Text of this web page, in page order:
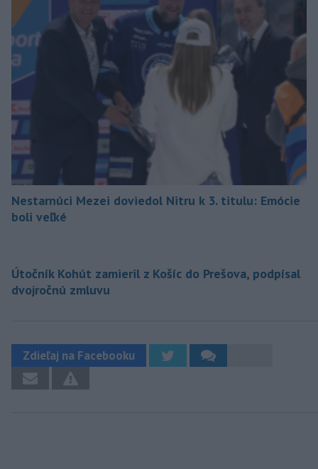
Nestarnúci Mezei doviedol Nitru k 3. titulu: Emócie
boli veľké
Útočník Kohút zamieril z Košíc do Prešova, podpísal
dvojročnú zmluvu
Zdieľaj na Facebooku